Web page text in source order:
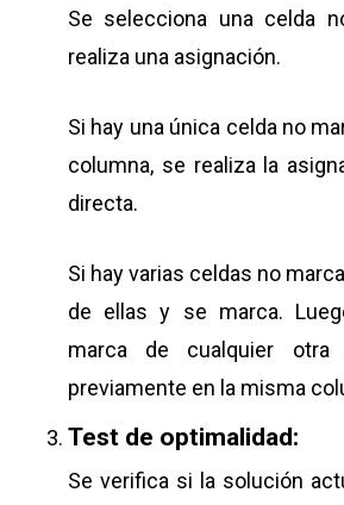
Se selecciona una celda
realiza una asignación.
Si hay una única celda no
columna, se realiza la
directa.
Si hay varias celdas no
de ellas y se marca.
marca de cualquier otra
previamente en la misma
Test de optimalidad:
Se verifica si la solución